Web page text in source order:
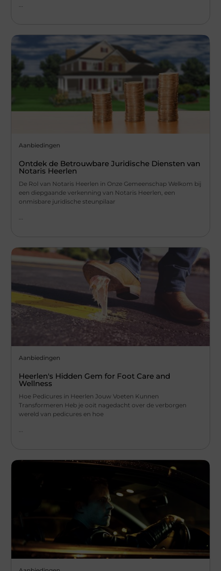
Aanbiedingen
Ontdek de Betrouwbare Juridische Diensten van
Notaris Heerlen
De Rol van Notaris Heerlen in Onze Gemeenschap Welkom bij
een diepgaande verkenning van Notaris Heerlen, een
onmisbare juridische steunpilaar
Aanbiedingen
Heerlen's Hidden Gem for Foot Care and
Wellness
Hoe Pedicures in Heerlen Jouw Voeten Kunnen
Transformeren Heb je ooit nagedacht over de verborgen
wereld van pedicures en hoe
...